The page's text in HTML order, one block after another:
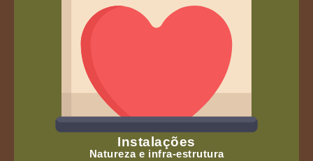
Instalações
Natureza e infra-estrutura